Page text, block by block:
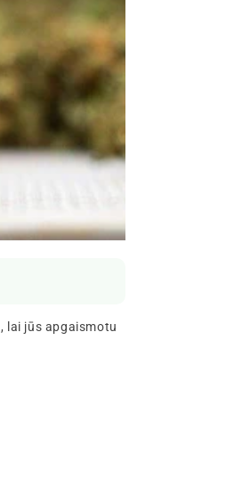
lai jūs apgaismotu